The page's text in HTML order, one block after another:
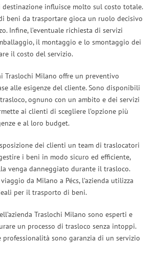
destinazione influisce molto sul costo totale.
beni da trasportare gioca un ruolo decisivo
Infine, l’eventuale richiesta di servizi
il montaggio e lo smontaggio dei
il costo del servizio.
Traslochi Milano offre un preventivo
alle esigenze del cliente. Sono disponibili
ognuno con un ambito e dei servizi
ai clienti di scegliere l’opzione più
e al loro budget.
dei clienti un team di traslocatori
i beni in modo sicuro ed efficiente,
venga danneggiato durante il trasloco.
da Milano a Pécs, l’azienda utilizza
per il trasporto di beni.
Traslochi Milano sono esperti e
un processo di trasloco senza intoppi.
professionalità sono garanzia di un servizio